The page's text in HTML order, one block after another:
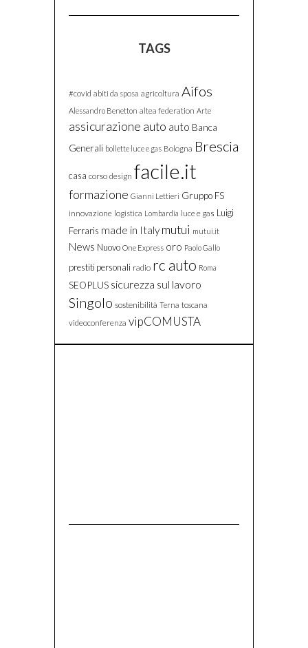
TAGS
#covid abiti da sposa agricoltura Aifos
Alessandro Benetton altea federation Arte
assicurazione auto auto Banca
Generali bollette luce e gas Bologna Brescia
casa corso design facile.it
formazione Gianni Lettieri Gruppo FS
innovazione logistica Lombardia luce e gas Luigi
Ferraris made in Italy mutui mutui.it
News Nuovo One Express oro Paolo Gallo
prestiti personali radio rc auto Roma
SEOPLUS sicurezza sul lavoro
Singolo sostenibilità Terna toscana
videoconferenza vipCOMUSTA